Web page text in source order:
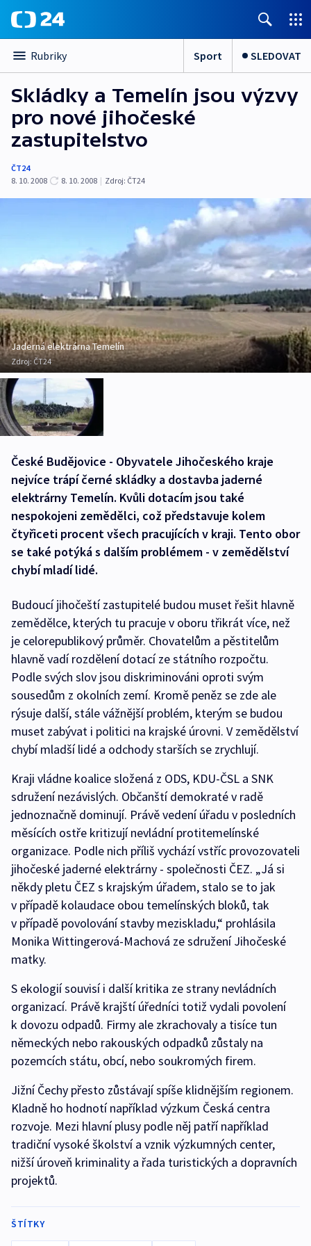
Rubriky Sport SLEDOVAT
Skládky a Temelín jsou výzvy
pro nové jihočeské
zastupitelstvo
ČT24
8. 10. 2008
8. 10. 2008 | Zdroj: ČT24
Jaderná elektrárna Temelín
Zdroj:ČT24
České Budějovice - Obyvatele Jihočeského kraje
nejvíce trápí černé skládky a dostavba jaderné
elektrárny Temelín. Kvůli dotacím jsou také
nespokojeni zemědělci, což představuje kolem
čtyřiceti procent všech pracujících v kraji. Tento obor
se také potýká s dalším problémem - v zemědělství
chybí mladí lidé.
Budoucí jihočeští zastupitelé budou muset řešit hlavně
zemědělce, kterých tu pracuje v oboru třikrát více, než
je celorepublikový průměr. Chovatelům a pěstitelům
hlavně vadí rozdělení dotací ze státního rozpočtu.
Podle svých slov jsou diskriminováni oproti svým
sousedům z okolních zemí. Kromě peněz se zde ale
rýsuje další, stále vážnější problém, kterým se budou
muset zabývat i politici na krajské úrovni. V zemědělství
chybí mladší lidé a odchody starších se zrychlují.
Kraji vládne koalice složená z ODS, KDU-ČSL a SNK
sdružení nezávislých. Občanští demokraté v radě
jednoznačně dominují. Právě vedení úřadu v posledních
měsících ostře kritizují nevládní protitemelínské
organizace. Podle nich příliš vychází vstříc provozovateli
jihočeské jaderné elektrárny - společnosti ČEZ. „Já si
někdy pletu ČEZ s krajským úřadem, stalo se to jak
v případě kolaudace obou temelínských bloků, tak
v případě povolování stavby meziskladu,“ prohlásila
Monika Wittingerová-Machová ze sdružení Jihočeské
matky.
S ekologií souvisí i další kritika ze strany nevládních
organizací. Právě krajští úředníci totiž vydali povolení
k dovozu odpadů. Firmy ale zkrachovaly a tisíce tun
německých nebo rakouských odpadků zůstaly na
pozemcích státu, obcí, nebo soukromých firem.
Jižní Čechy přesto zůstávají spíše klidnějším regionem.
Kladně ho hodnotí například výzkum Česká centra
rozvoje. Mezi hlavní plusy podle něj patří například
tradiční vysoké školství a vznik výzkumných center,
nižší úroveň kriminality a řada turistických a dopravních
projektů.
ŠTÍTKY